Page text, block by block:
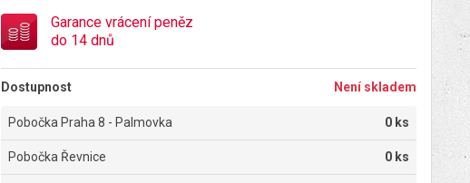
Garance vrácení peněz
do 14 dnů
Dostupnost Není skladem
Pobočka Praha 8 - Palmovka 0 ks
Pobočka Řevnice 0 ks